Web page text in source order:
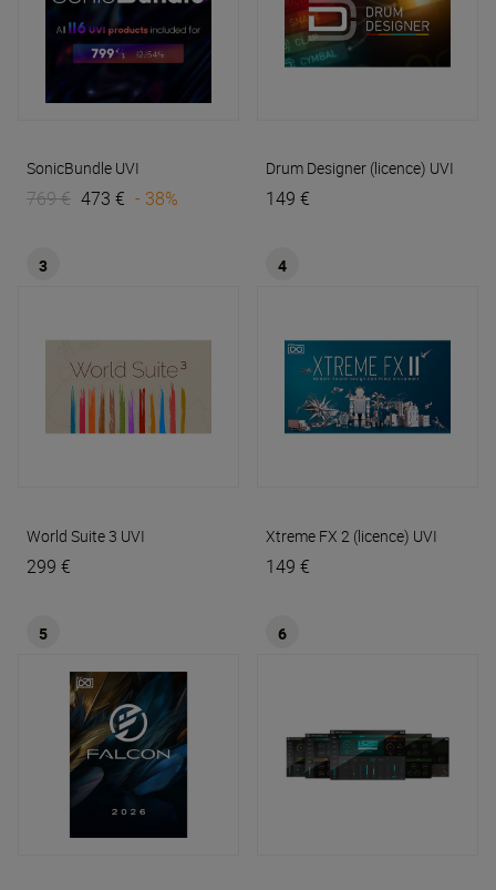
SonicBundle UVI
769 € 473 € - 38%
Drum Designer (licence) UVI
149 €
3
World Suite 3 UVI
299 €
4
Xtreme FX 2 (licence) UVI
149 €
5 6